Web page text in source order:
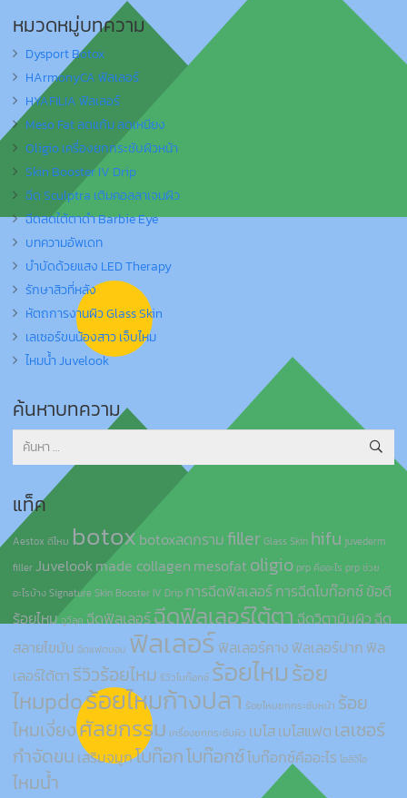
หมวดหมู่บทความ
Dysport Botox
HArmonyCA ฟิลเลอร์
HYAFILIA ฟิลเลอร์
Meso Fat ลดแก้ม ลดเหนียง
Oligio เครื่องยกกระชับผิวหน้า
Skin Booster IV Drip
ฉีด Sculptra เติมคอลลาเจนผิว
ฉีดลดใต้ตาดำ Barbie Eye
บทความอัพเดท
บำบัดด้วยแสง LED Therapy
รักษาสิวที่หลัง
หัตถการงานผิว Glass Skin
เลเซอร์ขนน้องสาว เจ็บไหม
ไหมน้ำ Juvelook
ค้นหาบทความ
ค้นหา
สำหรับ:
แท็ค
Aestox ดีไหม botoxbotoxลดกรามfillerGlass Skin hifu juvederm
fillerJuvelookmade collagen mesofat oligio prp คืออะไร prp ช่วย
อะไรบ้างSignature Skin Booster IV Drip การฉีดฟิลเลอร์การฉีดโบท๊อกซ์ข้อดี
ร้อยไหมจูวีลุค ฉีดฟิลเลอร์ฉีดฟิลเลอร์ใต้ตาฉีดวิตามินผิวฉีด
สลายไขมัน ฉีดแฟตบอม ฟิลเลอร์ฟิลเลอร์คาง ฟิลเลอร์ปาก ฟิล
เลอร์ใต้ตารีวิวร้อยไหม รีวิวโบท๊อกซ์ ร้อยไหมร้อย
ไหมpdoร้อยไหมก้างปลา ร้อยไหมยกกระชับหน้า ร้อย
ไหมเงี่ยงศัลยกรรม เครื่องยกกระชับผิว เมโสเมโสแฟต เลเซอร์
กำจัดขน เสริมจมูกโบท๊อกโบท๊อกซ์โบท๊อกซ์คืออะไร โอลิจิโอ
ไหมน้ำ